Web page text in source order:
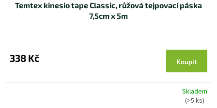
Temtex kinesio tape Classic, růžová tejpovací páska
7,5cm x 5m
338 Kč Koupit
Skladem
(>5 ks)